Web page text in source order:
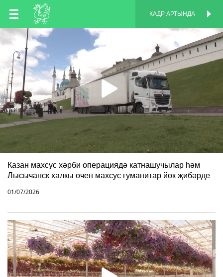
TT
RU
КАДР АРТЫНДА
Казан махсус хәрби операциядә катнашучылар һәм
Лысычанск халкы өчен махсус гуманитар йөк җибәрде
01/07/2026
КАДР АРТЫНДА